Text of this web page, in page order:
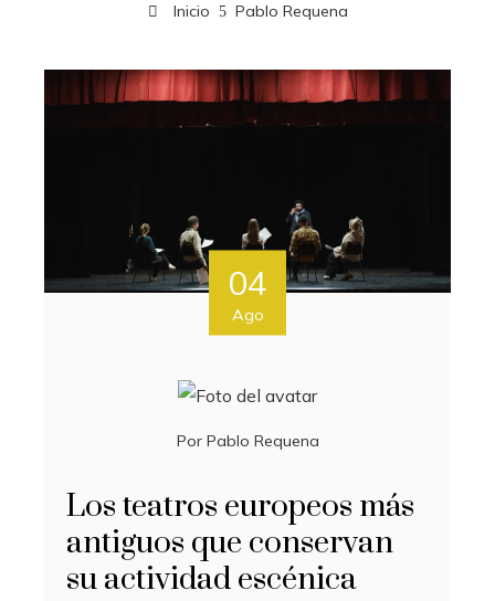
Inicio Pablo Requena
04
Ago
Por Pablo Requena
Los teatros europeos más
antiguos que conservan
su actividad escénica